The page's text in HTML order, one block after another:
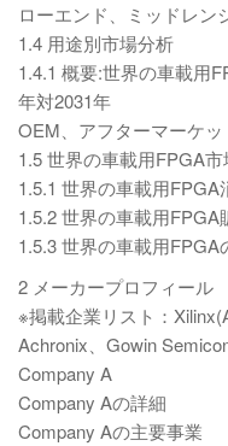
ローエンド、ミッドレン
1.4 用途別市場分析
1.4.1 概要:世界の車載用
年対2031年
OEM、アフターマーケッ
1.5 世界の車載用FPGA
1.5.1 世界の車載用FPGA
1.5.2 世界の車載用FPGA
1.5.3 世界の車載用FPGA
2 メーカープロフィール
※掲載企業リスト：
Achronix、Gowin
Company A
Company Aの詳細
Company Aの主要事業